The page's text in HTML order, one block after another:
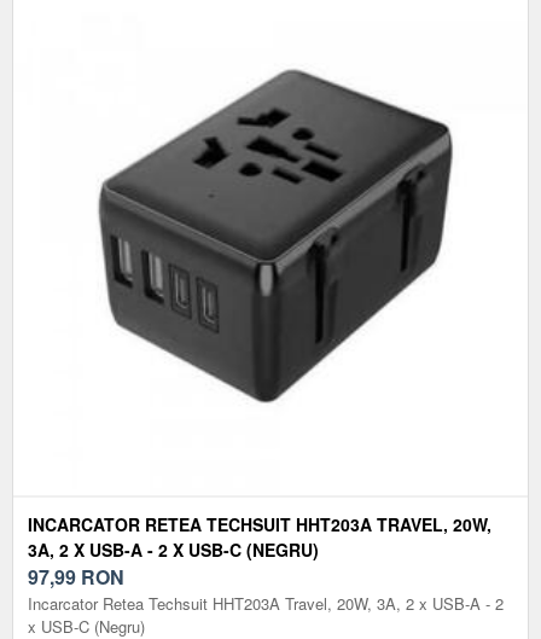
INCARCATOR RETEA TECHSUIT HHT203A TRAVEL, 20W,
3A, 2 X USB-A - 2 X USB-C (NEGRU)
97,99 RON
Incarcator Retea Techsuit HHT203A Travel, 20W, 3A, 2 x USB-A - 2
x USB-C (Negru)